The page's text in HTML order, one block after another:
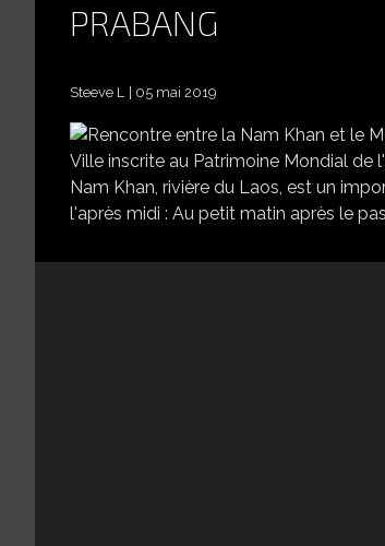
PRABANG
Steeve L 05 mai 2019
Ville inscrite au Patrimoine Mondial de
Nam Khan, rivière du Laos, est un
l'après midi : Au petit matin après le